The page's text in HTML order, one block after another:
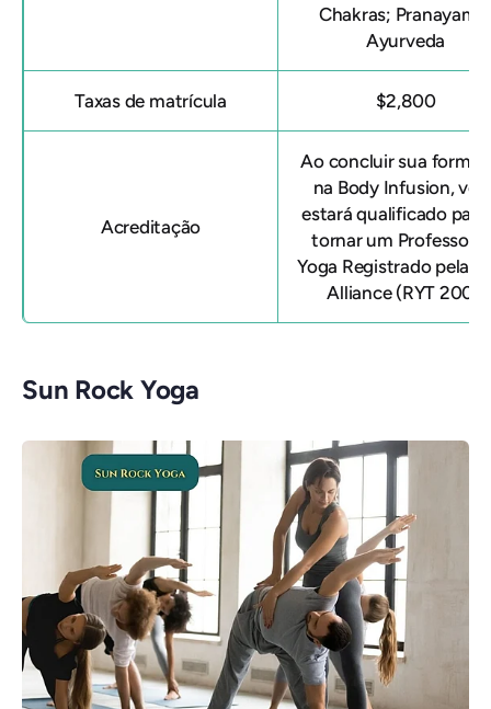
Chakras;
Ayurveda
Taxas de matrícula $2,800
Acreditação
Ao concluir sua
na Body Infusion,
estará qualificado para
tornar um Professor
Yoga Registrado pela
Alliance (RYT 200).
Sun Rock Yoga